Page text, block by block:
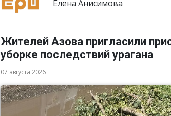
Елена Анисимова
Жителей Азова пригласили
уборке последствий урагана
07 августа 2026